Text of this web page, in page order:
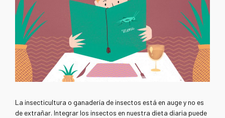
La insecticultura o ganadería de insectos está en auge y no es
de extrañar. Integrar los insectos en nuestra dieta diaria puede